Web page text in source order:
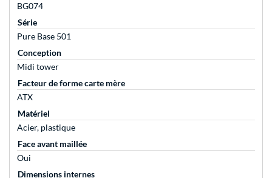
BG074
Série
Pure Base 501
Conception
Midi tower
Facteur de forme carte mère
ATX
Matériel
Acier, plastique
Face avant maillée
Oui
Dimensions internes